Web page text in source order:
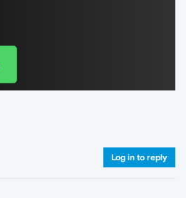
Log in to reply